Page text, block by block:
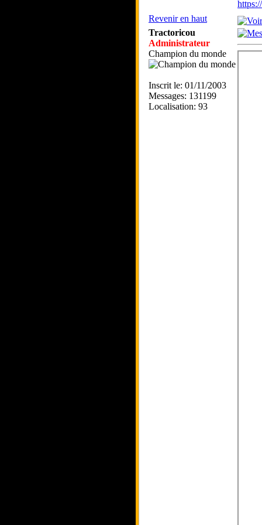
Revenir en haut
Tractoricou
Administrateur
Champion du monde
Inscrit le: 01/11/2003
Messages: 131199
Localisation: 93